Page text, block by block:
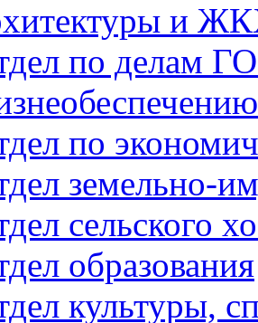
и
по делам
по
земельно-
сельского
образования
культуры,